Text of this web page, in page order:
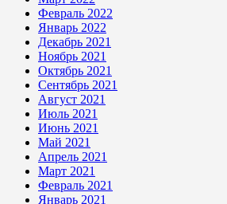
Февраль 2022
Январь 2022
Декабрь 2021
Ноябрь 2021
Октябрь 2021
Сентябрь 2021
Август 2021
Июль 2021
Июнь 2021
Май 2021
Апрель 2021
Март 2021
Февраль 2021
Январь 2021